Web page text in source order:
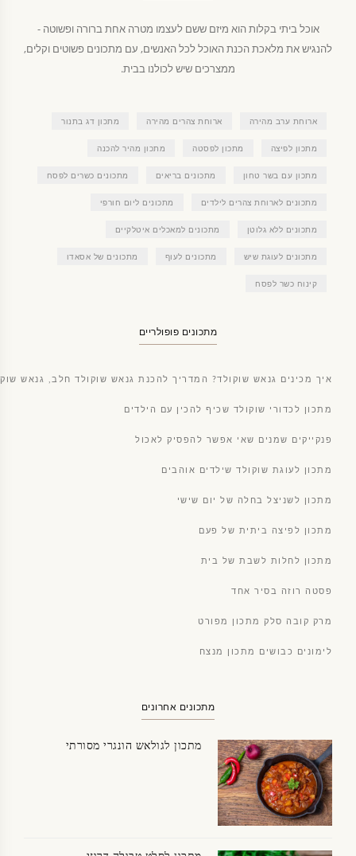
אוכל ביתי בקלות הוא מיזם ששם לעצמו מטרה אחת ברורה ופשוטה -
להנגיש את מלאכת הכנת האוכל לכל האנשים, עם מתכונים פשוטים וקלים,
ממצרכים שיש לכולנו בבית.
ארוחת ערב מהירה ארוחת צהרים מהירה מתכון דג בתנור
מתכון לפיצה מתכון לפסטה מתכון מהיר להכנה
מתכון עם בשר טחון מתכונים בריאים מתכונים כשרים לפסח
מתכונים לארוחת צהרים לילדים מתכונים ליום חורפי
מתכונים ללא גלוטן מתכונים למאכלים איטלקיים
מתכונים לעוגת שיש מתכונים לעוף מתכונים של אסאדו
קינוח כשר לפסח
מתכונים פופולריים
איך מכינים גנאש שוקולד? המדריך להכנת גנאש שוקולד חלב, גנאש
מתכון לכדורי שוקולד שכיף להכין עם הילדים
פנקייקים שמנים שאי אפשר להפסיק לאכול
מתכון לעוגת שוקולד שילדים אוהבים
מתכון לשניצל בחלה של יום שישי
מתכון לפיצה ביתית של פעם
מתכון לחלות לשבת של בית
פסטה רוזה בסיר אחד
מרק קובה סלק מתכון מפורט
לימונים כבושים מתכון מנצח
מתכונים אחרונים
מתכון לגולאש הונגרי מסורתי